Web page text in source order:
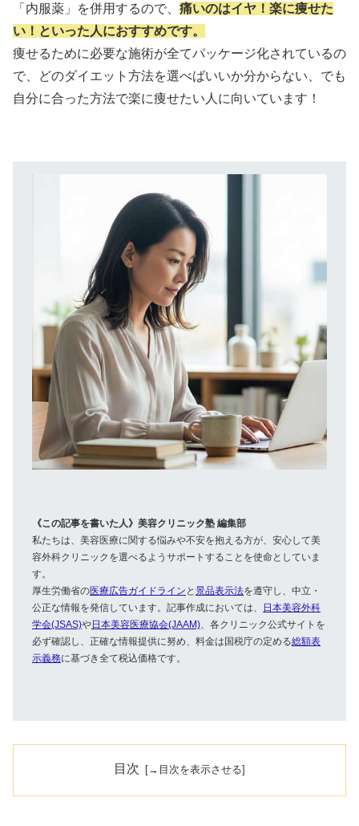
「内服薬」を併用するので、 痛いのはイヤ！楽に痩せた
い！といった人におすすめです。
痩せるために必要な施術が全てパッケージ化されているの
で、どのダイエット方法を選べばいいか分からない、でも
自分に合った方法で楽に痩せたい人に向いています！
《この記事を書いた人》美容クリニック塾 編集部
私たちは、美容医療に関する悩みや不安を抱える方が、安心して美
容外科クリニックを選べるようサポートすることを使命としていま
す。
厚生労働省の医療広告ガイドライン と 景品表示法を遵守し、中立・
公正な情報を発信しています。記事作成においては、
日本美容外科
学会(JSAS)や日本美容医療協会(JAAM)、各クリニック公式サイトを
必ず確認し、正確な情報提供に努め、料金は国税庁の定める総額表
示義務に基づき全て税込価格です。
目次